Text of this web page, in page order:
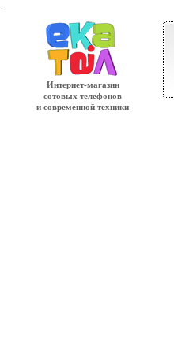
Интернет-магазин
сотовых телефонов
и современной техники